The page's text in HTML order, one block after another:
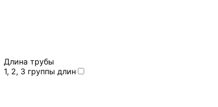
Длина трубы
1, 2, 3 группы длин